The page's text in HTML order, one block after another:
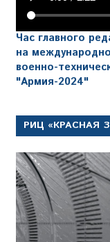
Час главного
на
военно-
"Армия-2024"
РИЦ «КРАСНАЯ